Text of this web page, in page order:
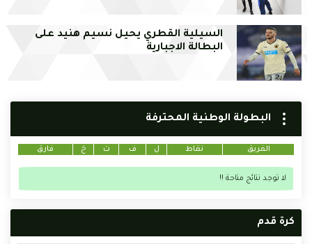
السيلية القطري يحيل نسيم هنيد على
البطالة الاجبارية
البطولة الوطنية المحترفة
الفريق نقاط ل ف ت خ فارق
لا توجد نتائج متاحة !!
كرة قدم